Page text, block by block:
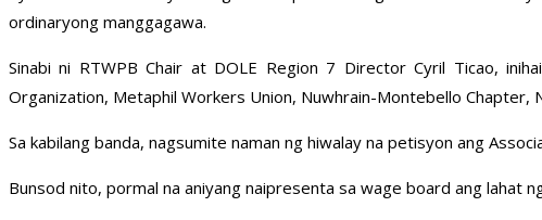
ordinaryong manggagawa.
Sinabi ni RTWPB Chair at DOLE Region 7 Director Cyril Ticao,
Organization, Metaphil Workers Union, Nuwhrain-Montebello Chapter,
Sa kabilang banda, nagsumite naman ng hiwalay na petisyon ang
Bunsod nito, pormal na aniyang naipresenta sa wage board ang lahat